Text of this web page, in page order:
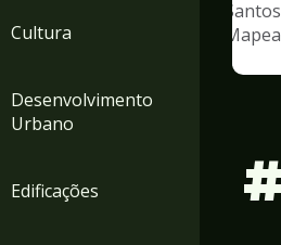
Cultura
Desenvolvimento
Urbano
Edificações